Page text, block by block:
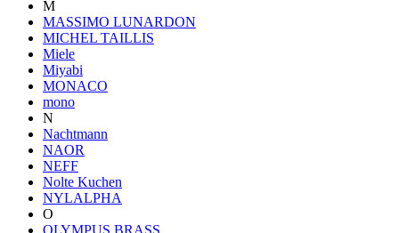
M
MASSIMO LUNARDON
MICHEL TAILLIS
Miele
Miyabi
MONACO
mono
N
Nachtmann
NAOR
NEFF
Nolte Kuchen
NYLALPHA
O
OLYMPUS BRASS